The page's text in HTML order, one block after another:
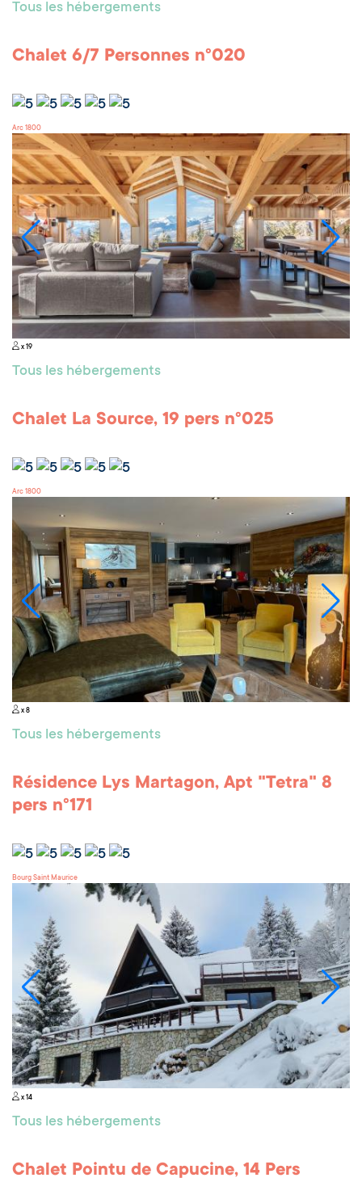
Tous les hébergements
Chalet 6/7 Personnes n°020
Arc 1800
x 19
Tous les hébergements
Chalet La Source, 19 pers n°025
Arc 1800
x 8
Tous les hébergements
Résidence Lys Martagon, Apt "Tetra" 8
pers n°171
Bourg Saint Maurice
x 14
Tous les hébergements
Chalet Pointu de Capucine, 14 Pers